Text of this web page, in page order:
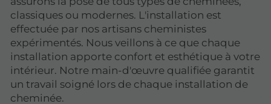
classiques ou modernes. L'installation est
effectuée par nos artisans cheministes
expérimentés. Nous veillons à ce que chaque
installation apporte confort et esthétique à votre
intérieur. Notre main-d'œuvre qualifiée garantit
un travail soigné lors de chaque installation de
cheminée.